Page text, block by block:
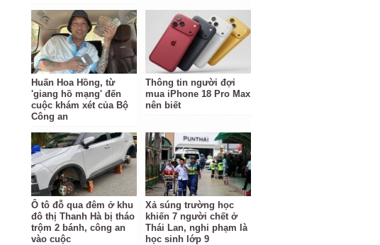
Huấn Hoa Hồng, từ
'giang hồ mạng' đến
cuộc khám xét của Bộ
Công an
Thông tin người đợi
mua iPhone 18 Pro Max
nên biết
Ô tô đỗ qua đêm ở khu
đô thị Thanh Hà bị tháo
trộm 2 bánh, công an
vào cuộc
Xả súng trường học
khiến 7 người chết ở
Thái Lan, nghi phạm là
học sinh lớp 9